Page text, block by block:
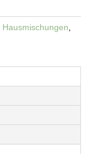
Hausmischungen